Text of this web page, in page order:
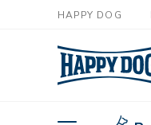
HAPPY DOG